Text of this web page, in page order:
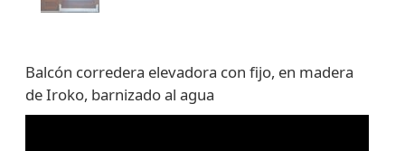
Balcón corredera elevadora con fijo, en madera
de Iroko, barnizado al agua